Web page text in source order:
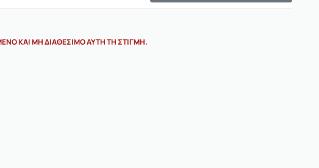
ΚΑΙ ΜΗ ΔΙΑΘΈΣΙΜΟ ΑΥΤΉ ΤΗ ΣΤΙΓΜΉ.